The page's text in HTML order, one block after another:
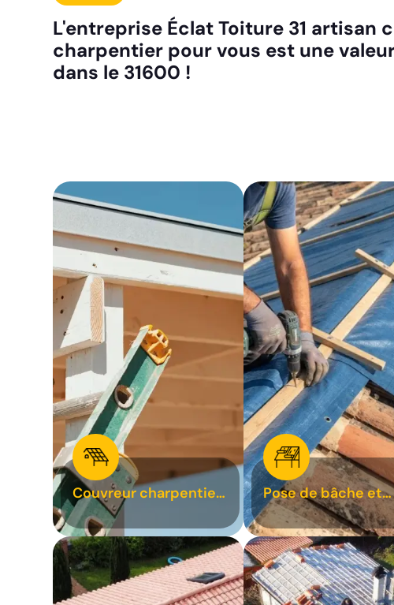
L'entreprise Éclat Toiture 31 artisan
charpentier pour vous est une
dans le 31600 !
Couvreur charpentier
31
Pose de bâche et
bâchage de